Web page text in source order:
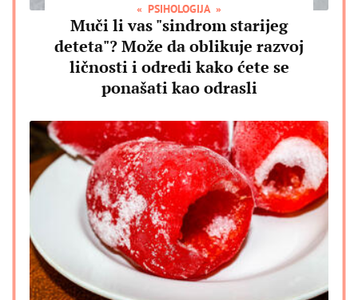
PSIHOLOGIJA
Muči li vas "sindrom starijeg
deteta"? Može da oblikuje razvoj
ličnosti i odredi kako ćete se
ponašati kao odrasli